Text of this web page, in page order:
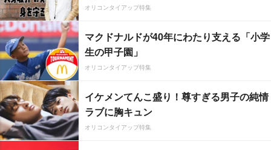
オリコンタイアップ特集
マクドナルドが40年にわたり支える「小学
生の甲子園」
オリコンタイアップ特集
イケメンてんこ盛り！尊すぎる男子の純情
ラブに胸キュン
オリコンタイアップ特集